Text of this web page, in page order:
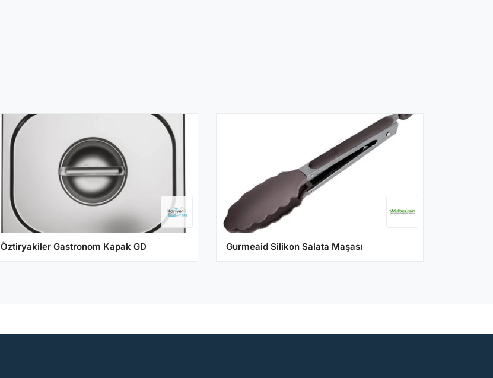
Öztiryakiler Gastronom Kapak GD Gurmeaid Silikon Salata Maşası